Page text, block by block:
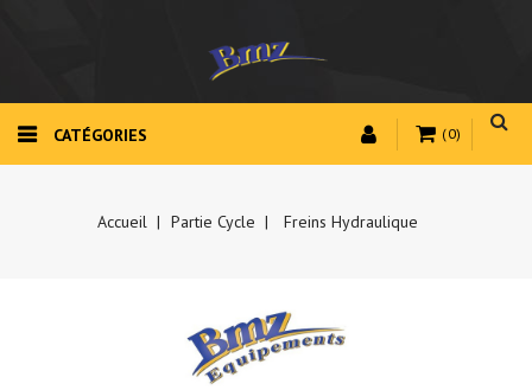
(0)
CATÉGORIES
Accueil Partie Cycle Freins Hydraulique